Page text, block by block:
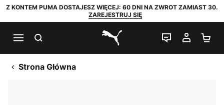
Z KONTEM PUMA DOSTAJESZ WIĘCEJ: 60 DNI NA ZWROT ZAMIAST 30.
ZAREJESTRUJ SIĘ
PUMA.com
CZAT NA
MOJE
Strona Główna